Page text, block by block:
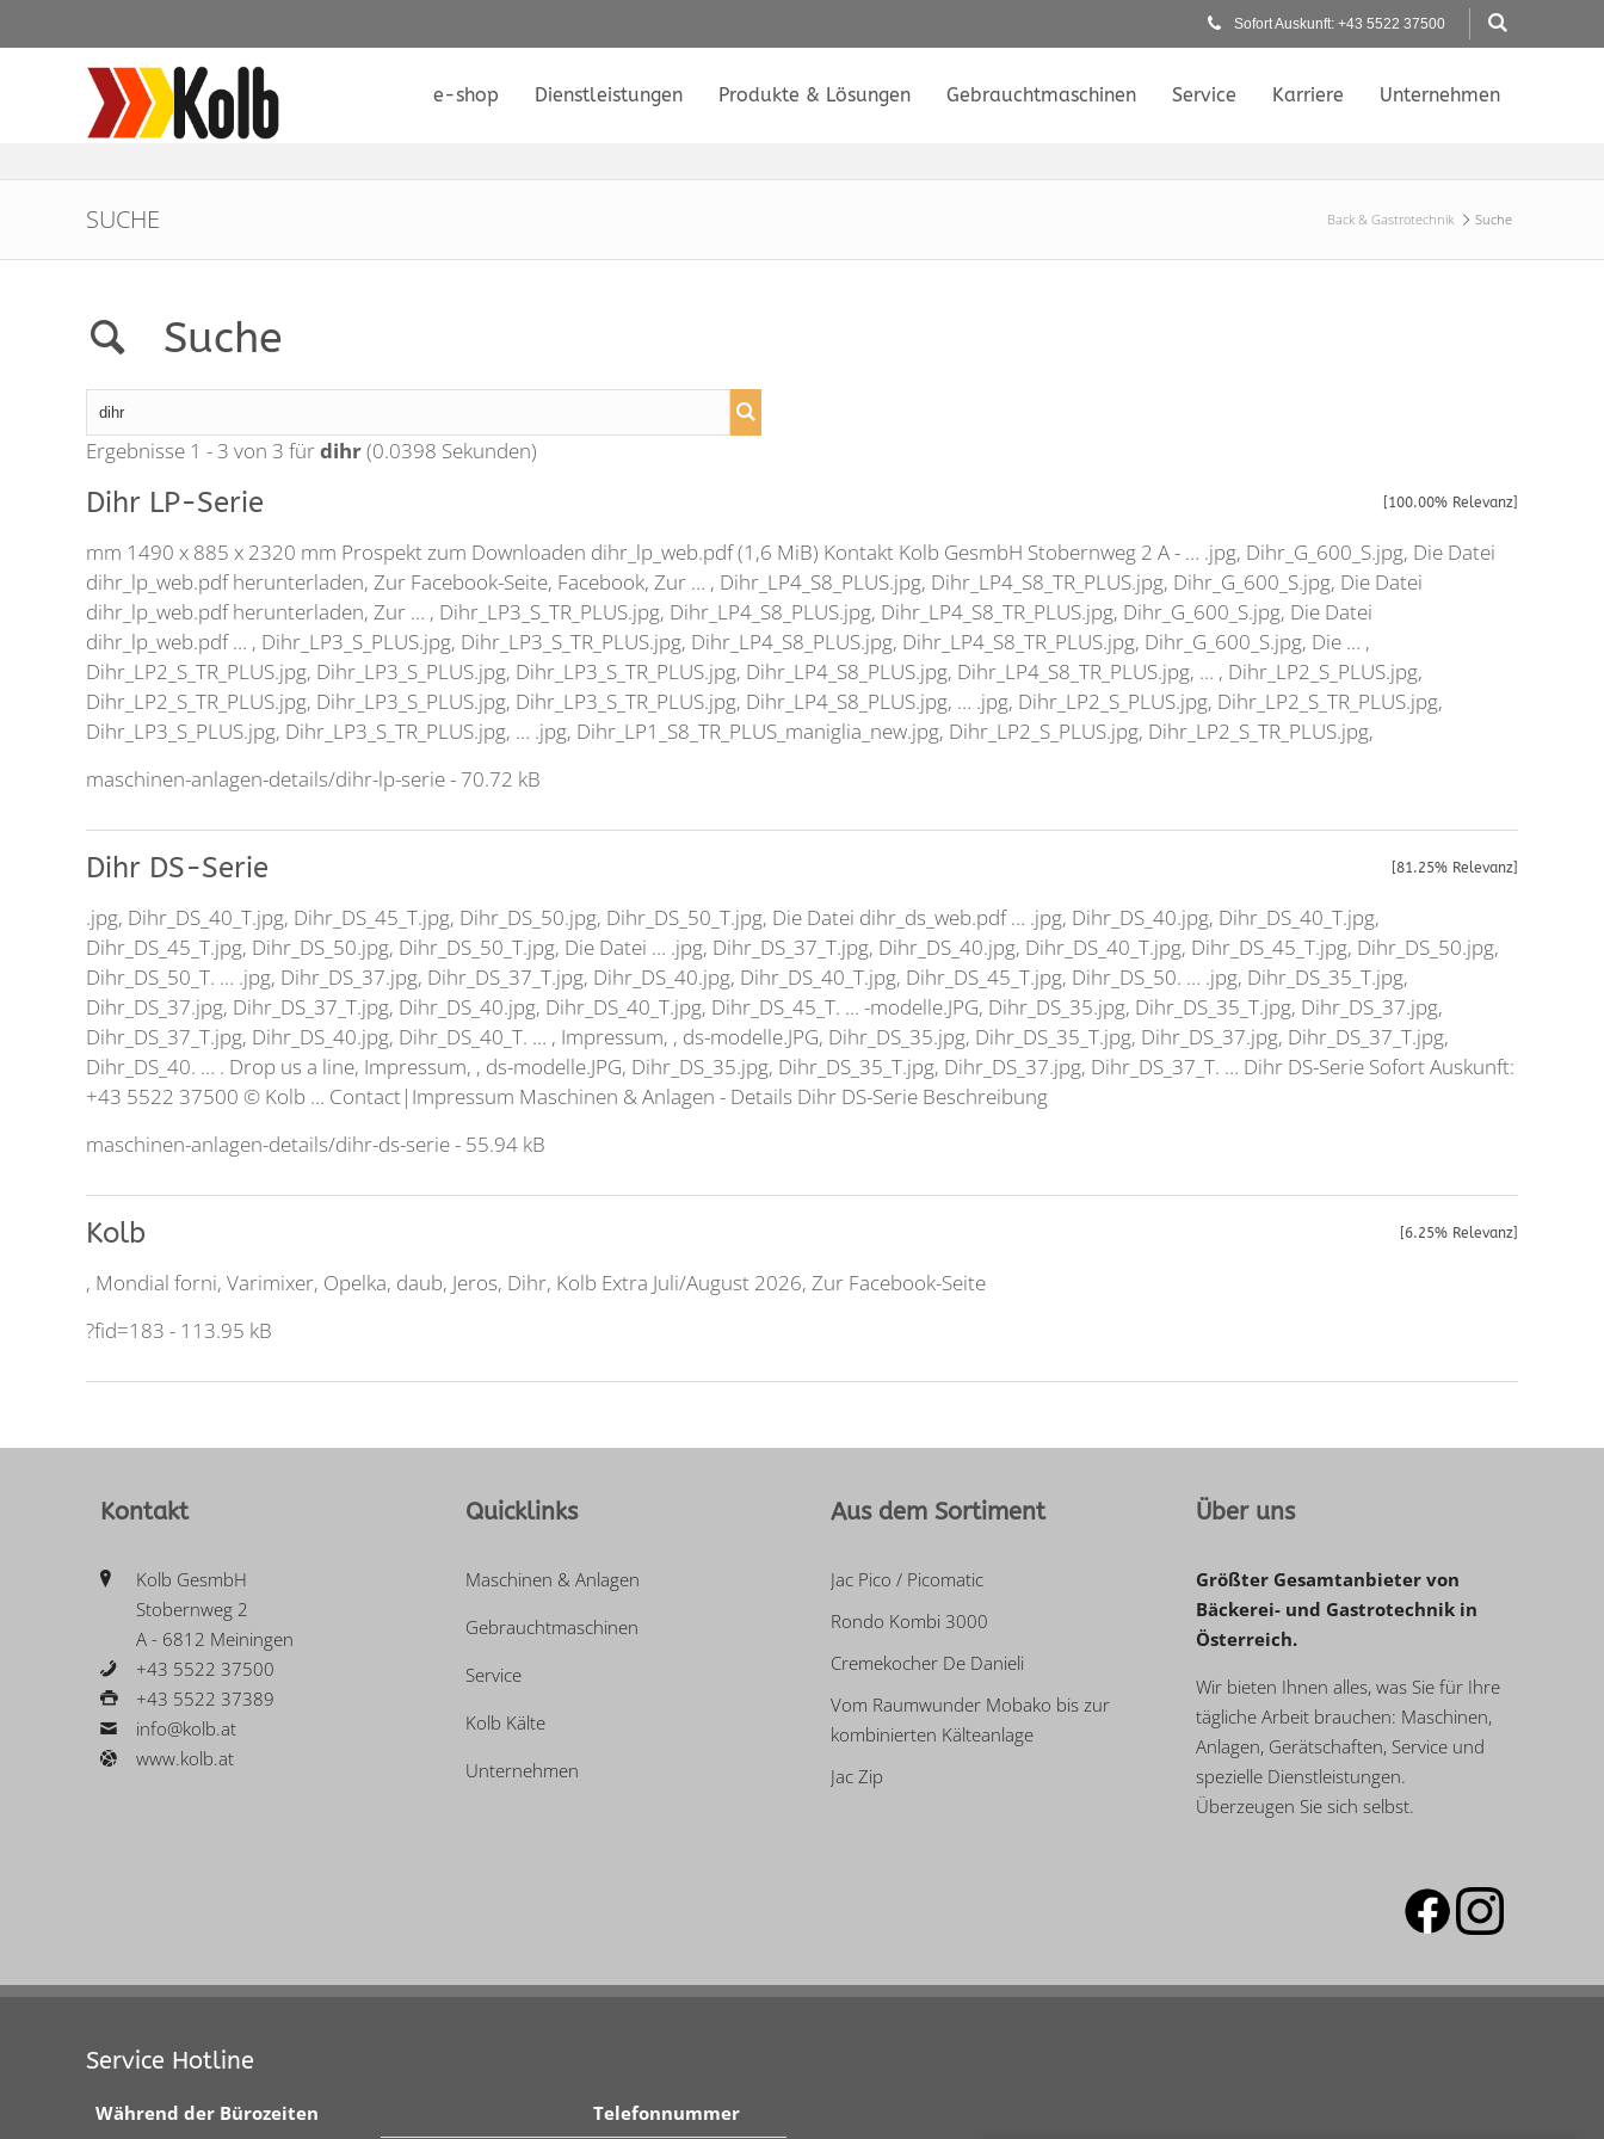
Sofort Auskunft: +43 5522 37500
e-shop Dienstleistungen Produkte & Lösungen Gebrauchtmaschinen Service Karriere Unternehmen
SUCHE Back & Gastrotechnik Suche
Suche
Ergebnisse 1 - 3 von 3 fürdihr(0.0398 Sekunden)
Dihr LP-Serie [100.00% Relevanz]
mm 1490 x 885 x 2320 mm Prospekt zum Downloaden dihr_lp_web.pdf(1,6 MiB) Kontakt Kolb GesmbH Stobernweg 2 A - … .jpg, Dihr_G_600_S.jpg, Die Datei
dihr_lp_web.pdfherunterladen, Zur Facebook-Seite, Facebook, Zur … , Dihr_LP4_S8_PLUS.jpg, Dihr_LP4_S8_TR_PLUS.jpg, Dihr_G_600_S.jpg, Die Datei
dihr_lp_web.pdfherunterladen, Zur … , Dihr_LP3_S_TR_PLUS.jpg, Dihr_LP4_S8_PLUS.jpg, Dihr_LP4_S8_TR_PLUS.jpg, Dihr_G_600_S.jpg, Die Datei
dihr_lp_web.pdf… , Dihr_LP3_S_PLUS.jpg, Dihr_LP3_S_TR_PLUS.jpg, Dihr_LP4_S8_PLUS.jpg, Dihr_LP4_S8_TR_PLUS.jpg, Dihr_G_600_S.jpg, Die … ,
Dihr_LP2_S_TR_PLUS.jpg, Dihr_LP3_S_PLUS.jpg, Dihr_LP3_S_TR_PLUS.jpg, Dihr_LP4_S8_PLUS.jpg, Dihr_LP4_S8_TR_PLUS.jpg, … , Dihr_LP2_S_PLUS.jpg,
Dihr_LP2_S_TR_PLUS.jpg, Dihr_LP3_S_PLUS.jpg, Dihr_LP3_S_TR_PLUS.jpg, Dihr_LP4_S8_PLUS.jpg, … .jpg, Dihr_LP2_S_PLUS.jpg, Dihr_LP2_S_TR_PLUS.jpg,
Dihr_LP3_S_PLUS.jpg, Dihr_LP3_S_TR_PLUS.jpg, … .jpg, Dihr_LP1_S8_TR_PLUS_maniglia_new.jpg, Dihr_LP2_S_PLUS.jpg, Dihr_LP2_S_TR_PLUS.jpg,
maschinen-anlagen-details/dihr-lp-serie- 70.72 kB
Dihr DS-Serie [81.25% Relevanz]
.jpg, Dihr_DS_40_T.jpg, Dihr_DS_45_T.jpg, Dihr_DS_50.jpg, Dihr _DS_50_T.jpg, Die Datei dihr _ds_web.pdf … .jpg, Dihr_DS_40.jpg, Dihr_DS_40_T.jpg,
Dihr_DS_45_T.jpg, Dihr_DS_50.jpg, Dihr _DS_50_T.jpg, Die Datei … .jpg, Dihr_DS_37_T.jpg, Dihr_DS_40.jpg, Dihr_DS_40_T.jpg, Dihr_DS_45_T.jpg, Dihr_DS_50.jpg,
Dihr _DS_50_T. … .jpg, Dihr_DS_37.jpg, Dihr_DS_37_T.jpg, Dihr_DS_40.jpg, Dihr_DS_40_T.jpg, Dihr_DS_45_T.jpg, Dihr _DS_50. … .jpg, Dihr_DS_35_T.jpg,
Dihr_DS_37.jpg, Dihr_DS_37_T.jpg, Dihr_DS_40.jpg, Dihr_DS_40_T.jpg, Dihr _DS_45_T. … -modelle.JPG, Dihr_DS_35.jpg, Dihr_DS_35_T.jpg, Dihr_DS_37.jpg,
Dihr_DS_37_T.jpg, Dihr_DS_40.jpg, Dihr _DS_40_T. … , Impressum, , ds-modelle.JPG, Dihr_DS_35.jpg, Dihr_DS_35_T.jpg, Dihr_DS_37.jpg, Dihr_DS_37_T.jpg,
Dihr _DS_40. … . Drop us a line, Impressum, , ds-modelle.JPG, Dihr_DS_35.jpg, Dihr_DS_35_T.jpg, Dihr_DS_37.jpg, Dihr _DS_37_T. … Dihr DS-Serie Sofort Auskunft:
+43 5522 37500 © Kolb … Contact|Impressum Maschinen & Anlagen - Details Dihr DS-Serie Beschreibung
maschinen-anlagen-details/dihr-ds-serie- 55.94 kB
Kolb [6.25% Relevanz]
, Mondial forni, Varimixer, Opelka, daub, Jeros, Dihr, Kolb Extra Juli/August 2026, Zur Facebook-Seite
?fid=183 - 113.95 kB
Kontakt
Kolb GesmbH
Stobernweg 2
A - 6812 Meiningen
+43 5522 37500
+43 5522 37389
info@kolb.at
www.kolb.at
Quicklinks
Maschinen & Anlagen
Gebrauchtmaschinen
Service
Kolb Kälte
Unternehmen
Aus dem Sortiment
Jac Pico / Picomatic
Rondo Kombi 3000
Cremekocher De Danieli
Vom Raumwunder Mobako bis zur
kombinierten Kälteanlage
Jac Zip
Über uns
Größter Gesamtanbieter von
Bäckerei- und Gastrotechnik in
Österreich.
Wir bieten Ihnen alles, was Sie für Ihre
tägliche Arbeit brauchen: Maschinen,
Anlagen, Gerätschaften, Service und
spezielle Dienstleistungen.
Überzeugen Sie sich selbst.
Service Hotline
Während der Bürozeiten Telefonnummer